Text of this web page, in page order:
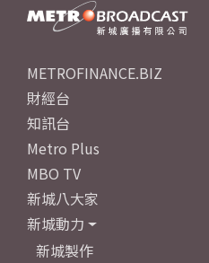
METROFINANCE.BIZ
財經台
知訊台
Metro Plus
MBO TV
新城八大家
新城動力
新城製作